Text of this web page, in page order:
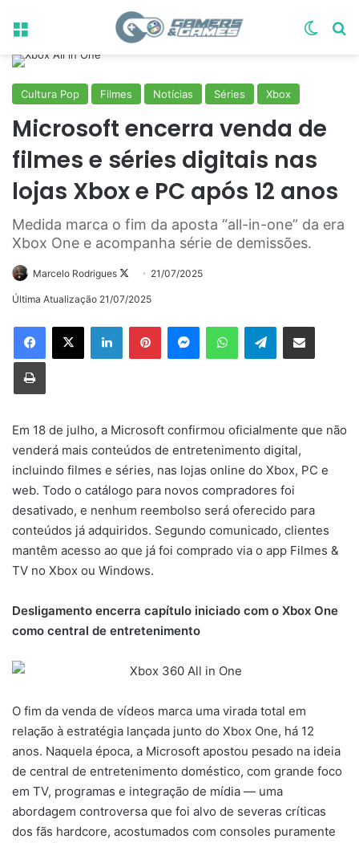
Menu
Cultura Pop Filmes Notícias Séries Xbox
Microsoft encerra venda de
filmes e séries digitais nas
lojas Xbox e PC após 12 anos
Medida marca o fim da aposta “all-in-one” da era
Xbox One e acompanha série de demissões.
Marcelo Rodrigues
Follow21/07/2025
Última Atualização 21/07/2025
LinkedinPinterestMessengerWhatsAppTelegramCompartilhar via e-mail
Imprimir
Em 18 de julho, a Microsoft confirmou oficialmente que não
venderá mais conteúdos de entretenimento digital,
incluindo filmes e séries, nas lojas online do Xbox, PC e
web. Todo o catálogo para novos compradores foi
desativado, e nenhum reembolso será oferecido para
conteúdos já adquiridos. Segundo comunicado, clientes
mantêm acesso ao que já foi comprado via o app Filmes &
TV no Xbox ou Windows.
Desligamento encerra capítulo iniciado com o Xbox One
como central de entretenimento
O fim da venda de vídeos marca uma virada total em
relação à estratégia lançada junto do Xbox One, há 12
anos. Naquela época, a Microsoft apostou pesado na ideia
de central de entretenimento doméstico, com grande foco
em TV, programas e integração de mídia — uma
abordagem controversa que foi alvo de severas críticas
dos fãs hardcore, acostumados com consoles puramente